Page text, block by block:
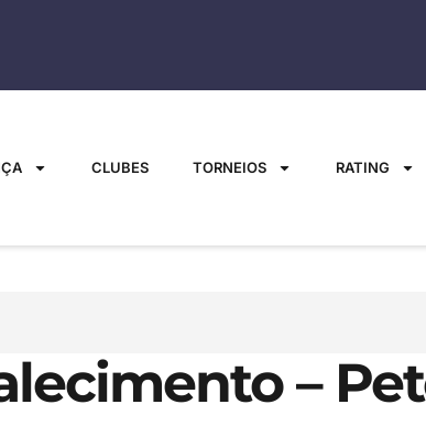
CLUBES TORNEIOS RATING
–